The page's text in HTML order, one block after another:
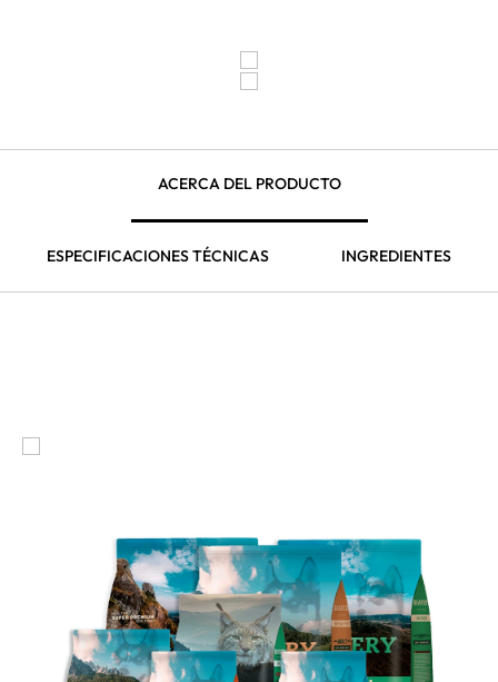
ACERCA DEL PRODUCTO
ESPECIFICACIONES TÉCNICAS INGREDIENTES